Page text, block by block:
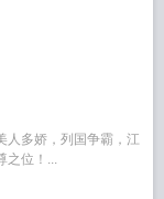
人多娇，列国争霸，江
之位！...